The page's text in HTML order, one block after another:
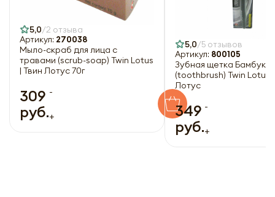
5,0 2 отзыва
Артикул: 270038
Мыло-скраб для лица с
травами (scrub-soap) Twin Lotus
| Твин Лотус 70г
309
руб.
-
+
5,0 5 отзывов
Артикул: 800105
Зубная щетка Бамбук и
(toothbrush) Twin Lotus |
Лотус
349
руб.
-
+